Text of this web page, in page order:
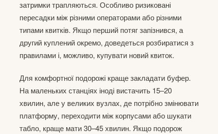
затримки трапляються. Особливо ризиковані
пересадки між різними операторами або різними
типами квитків. Якщо перший потяг запізнився, а
другий куплений окремо, доведеться розбиратися з
правилами і, можливо, купувати новий квиток.
Для комфортної подорожі краще закладати буфер.
На маленьких станціях іноді вистачить 15–20
хвилин, але у великих вузлах, де потрібно змінювати
платформу, переходити між корпусами або шукати
табло, краще мати 30–45 хвилин. Якщо подорож